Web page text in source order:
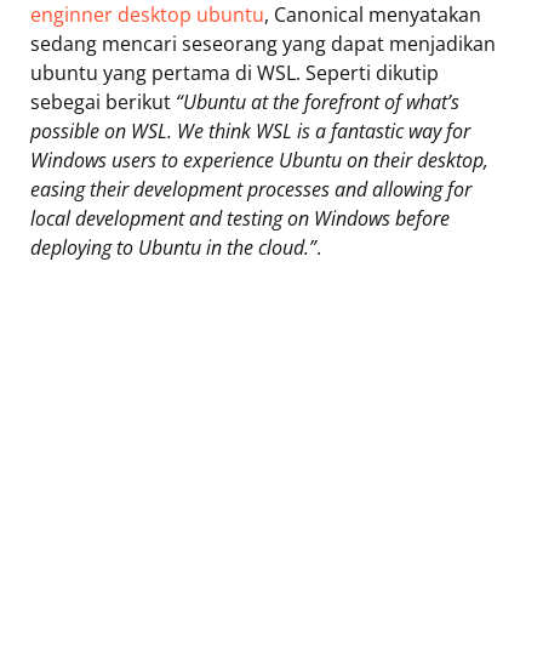
enginner desktop ubuntu, Canonical menyatakan
sedang mencari seseorang yang dapat menjadikan
ubuntu yang pertama di WSL. Seperti dikutip
sebegai berikut “Ubuntu at the forefront of what’s
possible on WSL. We think WSL is a fantastic way for
Windows users to experience Ubuntu on their desktop,
easing their development processes and allowing for
local development and testing on Windows before
deploying to Ubuntu in the cloud.”.